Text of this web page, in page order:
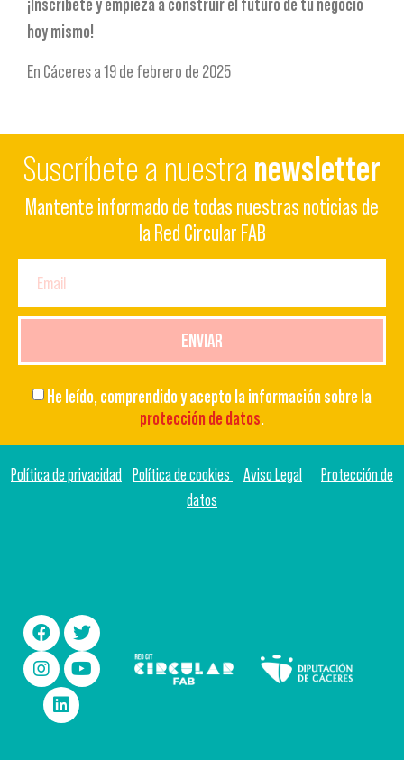
¡Inscríbete y empieza a construir el futuro de tu negocio
hoy mismo!
En Cáceres a 19 de febrero de 2025
Suscríbete a nuestra newsletter
Mantente informado de todas nuestras noticias de
la Red Circular FAB
He leído, comprendido y acepto la información sobre la
protección de datos.
ENVIAR
Política de privacidad Política de cookies Aviso Legal
Protección de
datos